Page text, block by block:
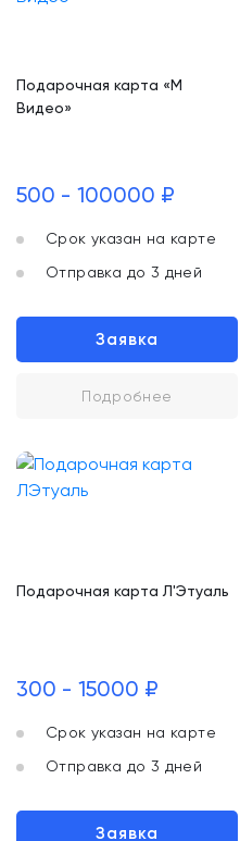
Подарочная карта «М
Видео»
500 - 100000 ₽
Срок указан на карте
Отправка до 3 дней
Заявка
Подробнее
Подарочная карта Л'Этуаль
300 - 15000 ₽
Срок указан на карте
Отправка до 3 дней
Заявка